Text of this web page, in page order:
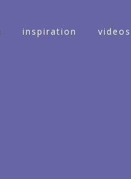
inspiration videos